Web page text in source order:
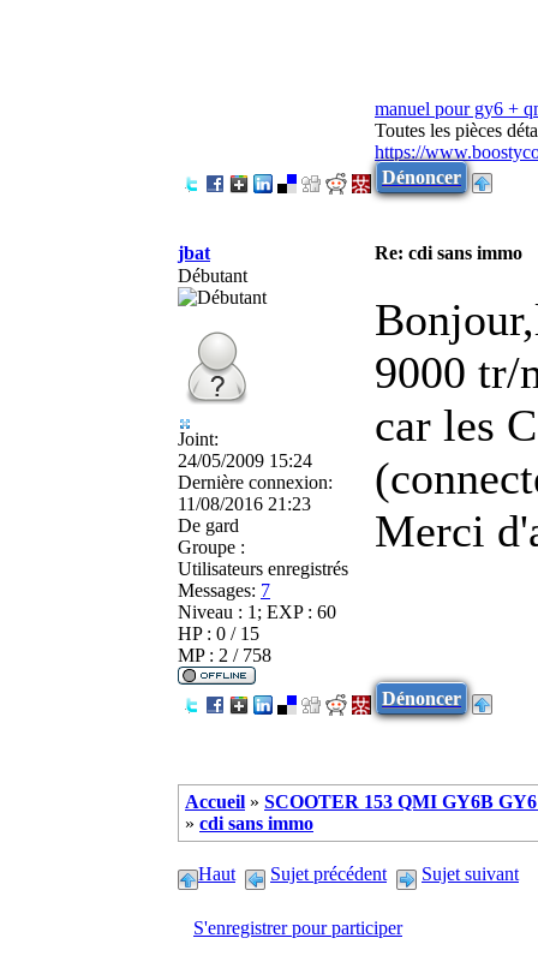
manuel pour gy6 +
Toutes les pièces
https://
Dénoncer
jbat
Re: cdi sans immo
Débutant
Joint:
24/05/2009 15:24
Dernière connexion:
11/08/2016 21:23
De gard
Groupe :
Utilisateurs enregistrés
Messages: 7
Niveau : 1; EXP : 60
HP : 0 / 15
MP : 2 / 758
9000 tr/
car les
Merci
Dénoncer
Accueil » SCOOTER 153 QMI GY6B
» cdi sans immo
Haut Sujet précédent Sujet suivant
S'enregistrer pour participer